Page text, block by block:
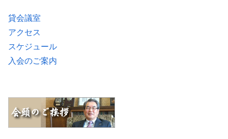
貸会議室
アクセス
スケジュール
入会のご案内